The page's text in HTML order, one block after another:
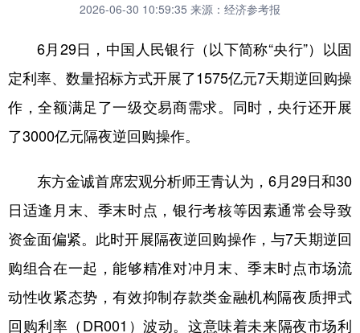
全球连线
科技 科创 量子 体育
文化 书画 健康 军事
食品 人居 信息化 数字经济
乡村振兴 银龄 溯源中国
彩票 娱乐 时尚 悦读
公益 一带一路 亚太网 上市公司
2026-06-30 10:59:35 来源：经济参考报
6月29日，中国人民银行（以下简称“央行”）以固
定利率、数量招标方式开展了1575亿元7天期逆回购操
作，全额满足了一级交易商需求。同时，央行还开展
了3000亿元隔夜逆回购操作。
东方金诚首席宏观分析师王青认为，6月29日和30
日适逢月末、季末时点，银行考核等因素通常会导致
资金面偏紧。此时开展隔夜逆回购操作，与7天期逆回
购组合在一起，能够精准对冲月末、季末时点市场流
动性收紧态势，有效抑制存款类金融机构隔夜质押式
回购利率（DR001）波动。这意味着未来隔夜市场利